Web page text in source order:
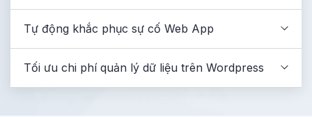
Tự động khắc phục sự cố Web App
Tối ưu chi phí quản lý dữ liệu trên Wordpress